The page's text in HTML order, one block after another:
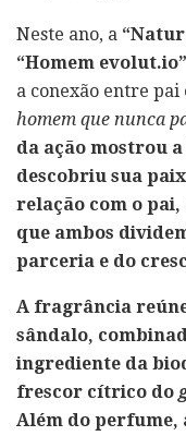
Neste ano, a
“Homem evolut.io”
a conexão entre pai
homem que nunca
da ação mostrou
descobriu sua
relação com o
que ambos
parceria e do
A fragrância
sândalo,
ingrediente da
frescor cítrico do
Além do perfume,